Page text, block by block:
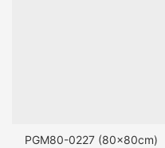
PGM80-0227 (80x80cm)